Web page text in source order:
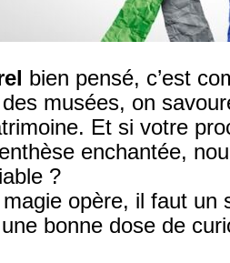
bien pensé, c’est
des musées, on
Et si votre
enchantée,
?
opère, il faut un
bonne dose de